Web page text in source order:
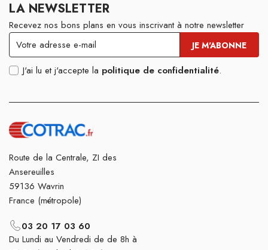
LA NEWSLETTER
Recevez nos bons plans en vous inscrivant à notre newsletter
J'ai lu et j'accepte la politique de confidentialité.
Route de la Centrale, ZI des
Ansereuilles
59136 Wavrin
France (métropole)
03 20 17 03 60
Du Lundi au Vendredi de de 8h à